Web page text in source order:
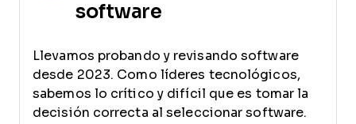
software
Llevamos probando y revisando software
desde 2023. Como líderes tecnológicos,
sabemos lo crítico y difícil que es tomar la
decisión correcta al seleccionar software.